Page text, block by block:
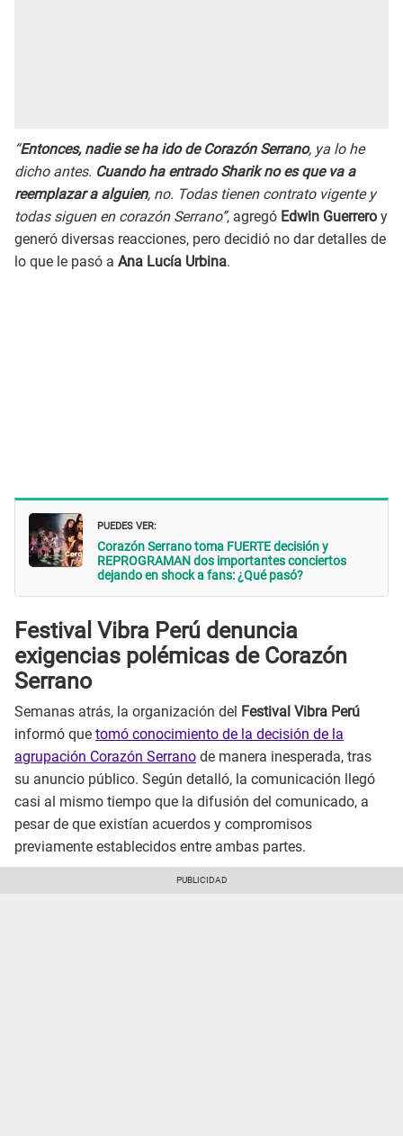
“Entonces, nadie se ha ido de Corazón Serrano, ya lo he
dicho antes. Cuando ha entrado Sharik no es que va a
reemplazar a alguien, no. Todas tienen contrato vigente y
todas siguen en corazón Serrano”, agregó Edwin Guerrero y
generó diversas reacciones, pero decidió no dar detalles de
lo que le pasó a Ana Lucía Urbina.
PUEDES VER:
Corazón Serrano toma FUERTE decisión y
REPROGRAMAN dos importantes conciertos
dejando en shock a fans: ¿Qué pasó?
Festival Vibra Perú denuncia
exigencias polémicas de Corazón
Serrano
Semanas atrás, la organización del Festival Vibra Perú
informó que tomó conocimiento de la decisión de la
agrupación Corazón Serrano de manera inesperada, tras
su anuncio público. Según detalló, la comunicación llegó
casi al mismo tiempo que la difusión del comunicado, a
pesar de que existían acuerdos y compromisos
previamente establecidos entre ambas partes.